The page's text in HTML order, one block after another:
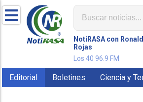
NotiRASA con Ronald
Rojas
Los 40 96.9 FM
Editorial Boletines Ciencia y